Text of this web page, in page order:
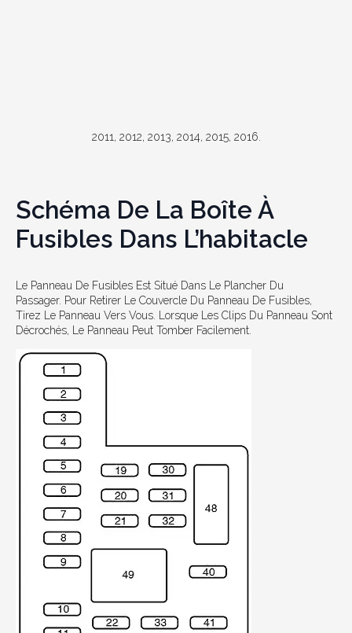
2011, 2012, 2013, 2014, 2015, 2016.
Schéma De La Boîte À
Fusibles Dans L’habitacle
Le Panneau De Fusibles Est Situé Dans Le Plancher Du
Passager. Pour Retirer Le Couvercle Du Panneau De Fusibles,
Tirez Le Panneau Vers Vous. Lorsque Les Clips Du Panneau Sont
Décrochés, Le Panneau Peut Tomber Facilement.